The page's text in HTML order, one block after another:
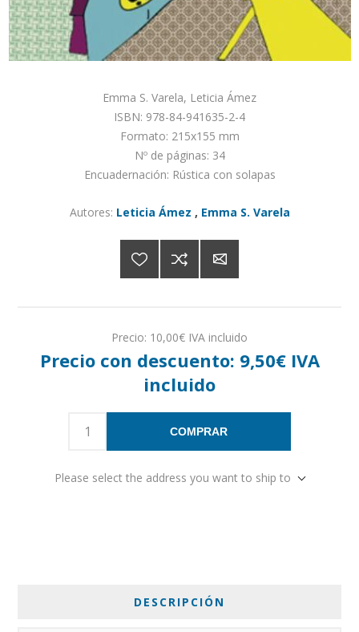
Emma S. Varela, Leticia Ámez
ISBN: 978-84-941635-2-4
Formato: 215x155 mm
Nº de páginas: 34
Encuadernación: Rústica con solapas
Autores: Leticia Ámez , Emma S. Varela
Precio: 10,00€ IVA incluido
Precio con descuento: 9,50€ IVA
incluido
COMPRAR
Please select the address you want to ship to
DESCRIPCIÓN